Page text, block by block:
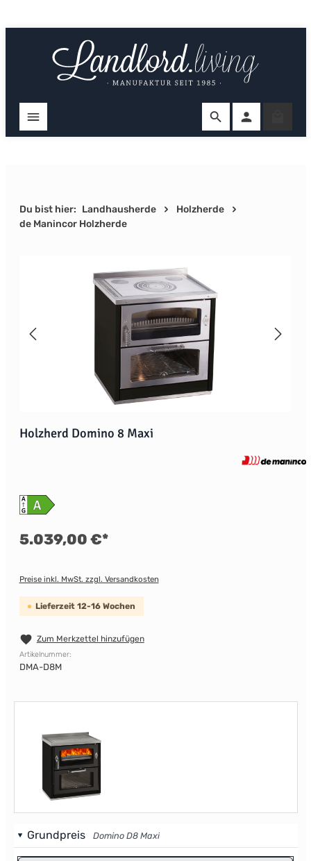
Du bist hier: Landhausherde
Holzherde
de Manincor Holzherde
Holzherd Domino 8 Maxi
5.039,00 €*
Preise inkl. MwSt. zzgl. Versandkosten
Lieferzeit 12-16 Wochen
Zum Merkzettel hinzufügen
Artikelnummer:
DMA-D8M
Grundpreis Domino D8 Maxi